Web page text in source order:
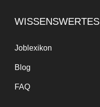
WISSENSWERTES
Joblexikon
Blog
FAQ